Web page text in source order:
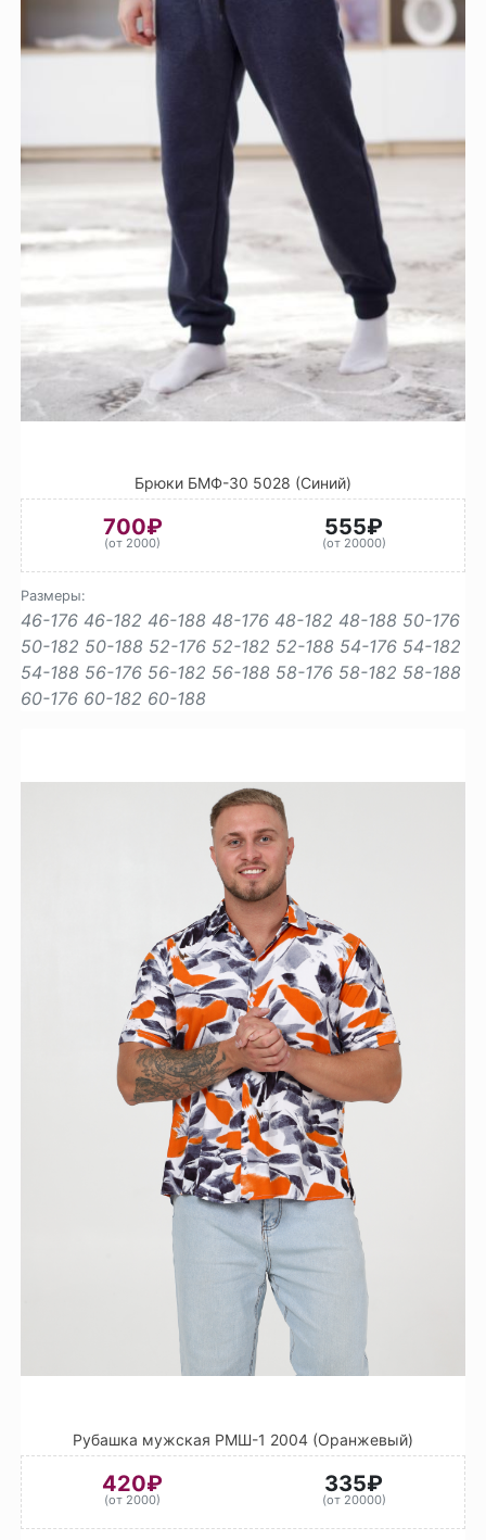
Брюки БМФ-30 5028 (Синий)
700₽
(от 2000)
555₽
(от 20000)
Размеры:
46-176 46-182 46-188 48-176 48-182 48-188 50-176
50-182 50-188 52-176 52-182 52-188 54-176 54-182
54-188 56-176 56-182 56-188 58-176 58-182 58-188
60-176 60-182 60-188
Рубашка мужская РМШ-1 2004 (Оранжевый)
420₽
(от 2000)
335₽
(от 20000)